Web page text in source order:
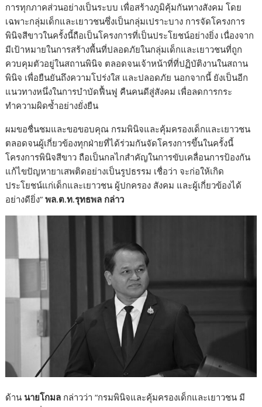
การทุกภาคส่วนอย่างเป็นระบบ เพื่อสร้างภูมิคุ้มกันทางสังคม โดย
เฉพาะกลุ่มเด็กและเยาวชนซึ่งเป็นกลุ่มเปราะบาง การจัดโครงการ
พินิจสีขาวในครั้งนี้ถือเป็นโครงการที่เป็นประโยชน์อย่างยิ่ง เนื่องจาก
มีเป้าหมายในการสร้างพื้นที่ปลอดภัยในกลุ่มเด็กและเยาวชนที่ถูก
ควบคุมตัวอยู่ในสถานพินิจ ตลอดจนเจ้าหน้าที่ที่ปฏิบัติงานในสถาน
พินิจ เพื่อยืนยันถึงความโปร่งใส และปลอดภัย นอกจากนี้ ยังเป็นอีก
แนวทางหนึ่งในการบำบัดฟื้นฟู คืนคนดีสู่สังคม เพื่อลดการกระ
ทำความผิดซ้ำอย่างยั่งยืน
ผมขอชื่นชมและขอขอบคุณ กรมพินิจและคุ้มครองเด็กและเยาวชน
ตลอดจนผู้เกี่ยวข้องทุกฝ่ายที่ได้ร่วมกันจัดโครงการขึ้นในครั้งนี้
โครงการพินิจสีขาว ถือเป็นกลไกสำคัญในการขับเคลื่อนการป้องกัน
แก้ไขปัญหายาเสพติดอย่างเป็นรูปธรรม เชื่อว่า จะก่อให้เกิด
ประโยชน์แก่เด็กและเยาวชน ผู้ปกครอง สังคม และผู้เกี่ยวข้องได้
อย่างดียิ่ง”พล.ต.ท.รุทธพล กล่าว
ด้าน นายโกมล กล่าวว่า “กรมพินิจและคุ้มครองเด็กและเยาวชน มี